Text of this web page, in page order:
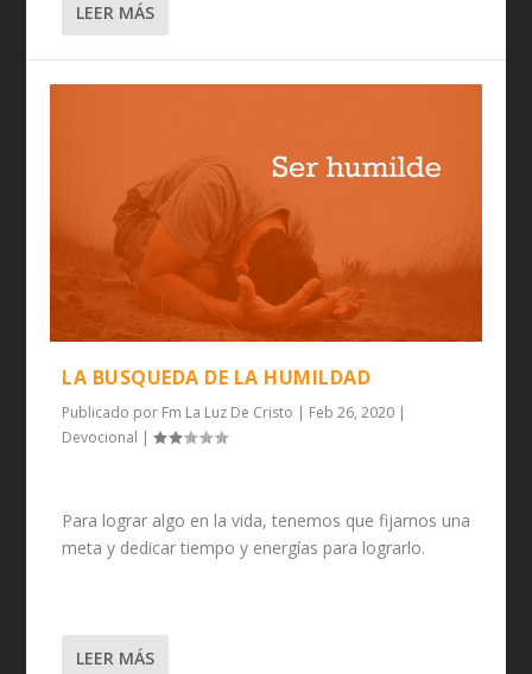
LEER MÁS
LA BUSQUEDA DE LA HUMILDAD
Publicado por Fm La Luz De Cristo | Feb 26, 2020 |
Devocional |
Para lograr algo en la vida, tenemos que fijarnos una
meta y dedicar tiempo y energías para lograrlo.
LEER MÁS